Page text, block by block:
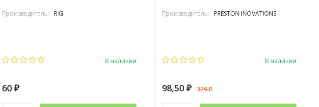
Производитель: RIG
В наличии
60 ₽
Производитель: PRESTON INOVATIONS
В наличии
98,50 ₽ 329₽